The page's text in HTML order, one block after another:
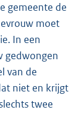
gemeente de
moet
In een
gedwongen
van de
niet en krijgt
twee